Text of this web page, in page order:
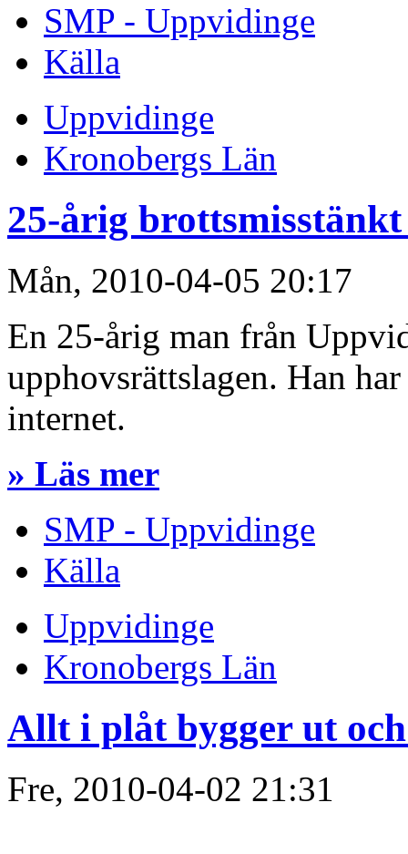
SMP - Uppvidinge
Källa
Uppvidinge
Kronobergs Län
25-årig
Mån, 2010-04-05 20:17
En 25-årig man från
upphovsrättslagen. Han
internet.
» Läs mer
SMP - Uppvidinge
Källa
Uppvidinge
Kronobergs Län
Allt i plåt bygger ut
Fre, 2010-04-02 21:31